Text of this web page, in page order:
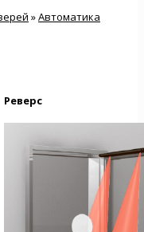
»Автоматика
Реверс